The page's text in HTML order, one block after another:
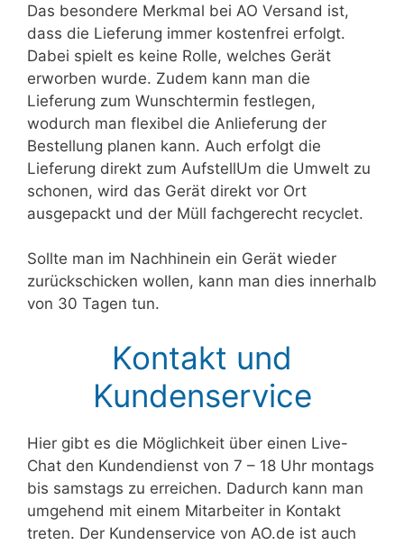
Das besondere Merkmal bei AO Versand ist,
dass die Lieferung immer kostenfrei erfolgt.
Dabei spielt es keine Rolle, welches Gerät
erworben wurde. Zudem kann man die
Lieferung zum Wunschtermin festlegen,
wodurch man flexibel die Anlieferung der
Bestellung planen kann. Auch erfolgt die
Lieferung direkt zum AufstellUm die Umwelt zu
schonen, wird das Gerät direkt vor Ort
ausgepackt und der Müll fachgerecht recyclet.
Sollte man im Nachhinein ein Gerät wieder
zurückschicken wollen, kann man dies innerhalb
von 30 Tagen tun.
Kontakt und
Kundenservice
Hier gibt es die Möglichkeit über einen Live-
Chat den Kundendienst von 7 – 18 Uhr montags
bis samstags zu erreichen. Dadurch kann man
umgehend mit einem Mitarbeiter in Kontakt
treten. Der Kundenservice von AO.de ist auch